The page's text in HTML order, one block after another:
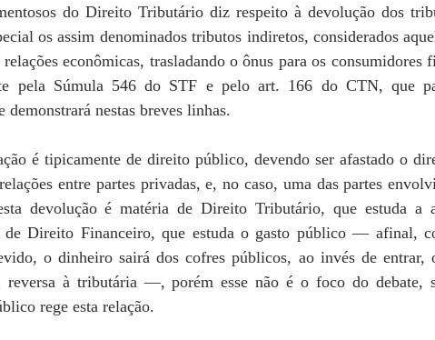
do Direito Tributário diz respeito à devolução dos
os assim denominados tributos indiretos, considerados
econômicas, trasladando o ônus para os consumidores
pela Súmula 546 do STF e pelo art. 166 do CTN, que
demonstrará nestas breves linhas.
é tipicamente de direito público, devendo ser afastado o
entre partes privadas, e, no caso, uma das partes
devolução é matéria de Direito Tributário, que estuda a
de Direito Financeiro, que estuda o gasto público — afinal,
o dinheiro sairá dos cofres públicos, ao invés de entrar,
reversa à tributária —, porém esse não é o foco do debate,
rege esta relação.